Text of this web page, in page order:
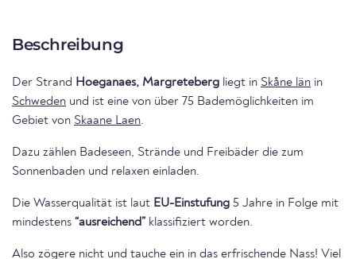
Beschreibung
Der Strand Hoeganaes, Margreteberg liegt in Skåne län in
Schweden und ist eine von über 75 Bademöglichkeiten im
Gebiet von Skaane Laen.
Dazu zählen Badeseen, Strände und Freibäder die zum
Sonnenbaden und relaxen einladen.
Die Wasserqualität ist laut EU-Einstufung 5 Jahre in Folge mit
mindestens “ausreichend” klassifiziert worden.
Also zögere nicht und tauche ein in das erfrischende Nass! Viel